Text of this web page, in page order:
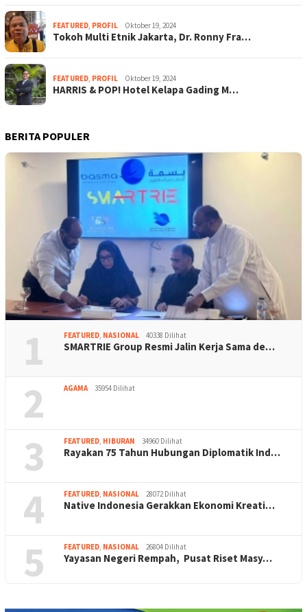
FEATURED, PROFIL Oktober 19, 2024
Tokoh Multi Etnik Jakarta, Dr. Ronny Fra…
FEATURED, PROFIL Oktober 19, 2024
HARRIS & POP! Hotel Kelapa Gading M…
BERITA POPULER
1 FEATURED, NASIONAL 40338 Dilihat
SMARTRIE Group Resmi Jalin Kerja Sama de…
2 AGAMA 35954 Dilihat
3 FEATURED, HIBURAN 34960 Dilihat
Rayakan 75 Tahun Hubungan Diplomatik Ind…
4 FEATURED, NASIONAL 28072 Dilihat
Native Indonesia Gerakkan Ekonomi Kreati…
5 FEATURED, NASIONAL 26804 Dilihat
Yayasan Negeri Rempah, Pusat Riset Masy…